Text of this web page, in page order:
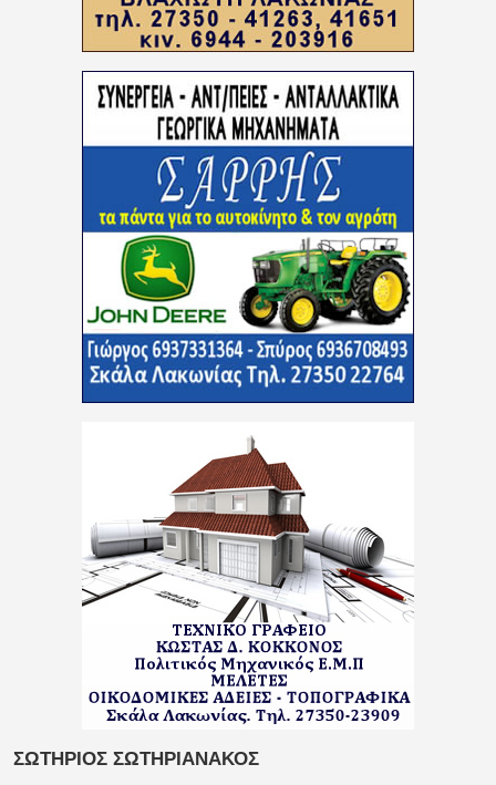
ΣΩΤΗΡΙΟΣ ΣΩΤΗΡΙΑΝΑΚΟΣ